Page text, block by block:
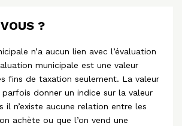
?
n’a aucun lien avec l’évaluation
municipale est une valeur
fins de taxation seulement. La valeur
donner un indice sur la valeur
il n’existe aucune relation entre les
achète ou que l’on vend une